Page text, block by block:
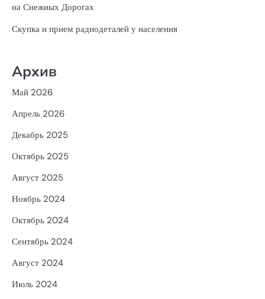
на Снежных Дорогах
Скупка и прием радиодеталей у населения
Архив
Май 2026
Апрель 2026
Декабрь 2025
Октябрь 2025
Август 2025
Ноябрь 2024
Октябрь 2024
Сентябрь 2024
Август 2024
Июль 2024